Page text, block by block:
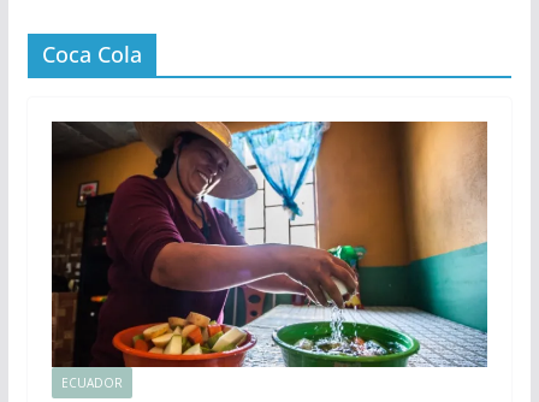
Coca Cola
ECUADOR